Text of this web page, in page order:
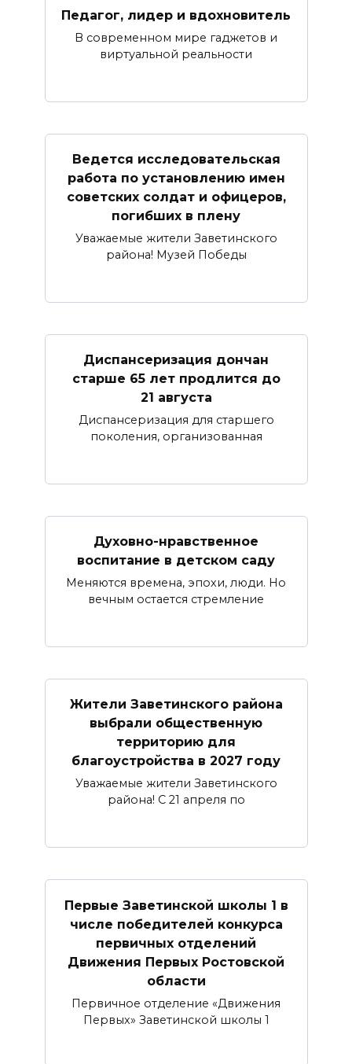
Педагог, лидер и вдохновитель
В современном мире гаджетов и
виртуальной реальности
Ведется исследовательская
работа по установлению имен
советских солдат и офицеров,
погибших в плену
Уважаемые жители Заветинского
района! Музей Победы
Диспансеризация дончан
старше 65 лет продлится до
21 августа
Диспансеризация для старшего
поколения, организованная
Духовно-нравственное
воспитание в детском саду
Меняются времена, эпохи, люди. Но
вечным остается стремление
Жители Заветинского района
выбрали общественную
территорию для
благоустройства в 2027 году
Уважаемые жители Заветинского
района! С 21 апреля по
Первые Заветинской школы 1 в
числе победителей конкурса
первичных отделений
Движения Первых Ростовской
области
Первичное отделение «Движения
Первых» Заветинской школы 1